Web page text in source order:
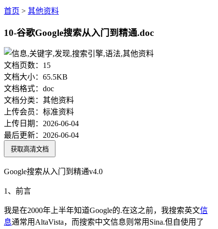
首页 > 其他资料
10-谷歌Google搜索从入门到精通.doc
文档页数： 15
文档大小： 65.5KB
文档格式： doc
文档分类： 其他资料
上传会员： 标准资料
上传日期： 2026-06-04
最后更新： 2026-06-04
获取高清文档
Google搜索从入门到精通v4.0
1、前言
我是在2000年上半年知道Google的.在这之前，我搜索英文信
息通常用AltaVista，而搜索中文信息则常用Sina.但自使用了